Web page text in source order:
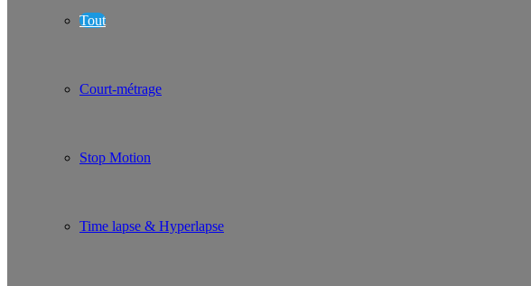
Tout
Court-métrage
Stop Motion
Time lapse & Hyperlapse